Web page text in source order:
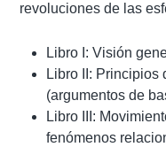
revoluciones de las
Libro I: Visión
Libro II: Principios
(argumentos de
Libro III:
fenómenos